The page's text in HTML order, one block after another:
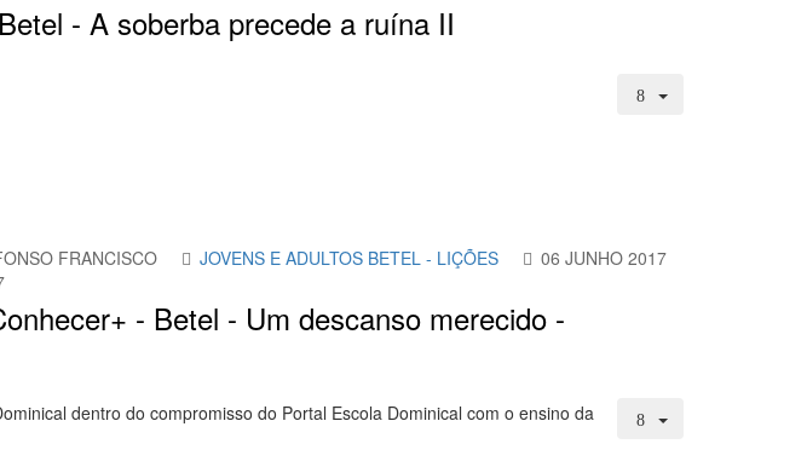
- A soberba precede a ruína II
FRANCISCO JOVENS E ADULTOS BETEL - LIÇÕES
06 JUNHO 2017
- Betel - Um descanso merecido -
dentro do compromisso do Portal Escola Dominical com o ensino da